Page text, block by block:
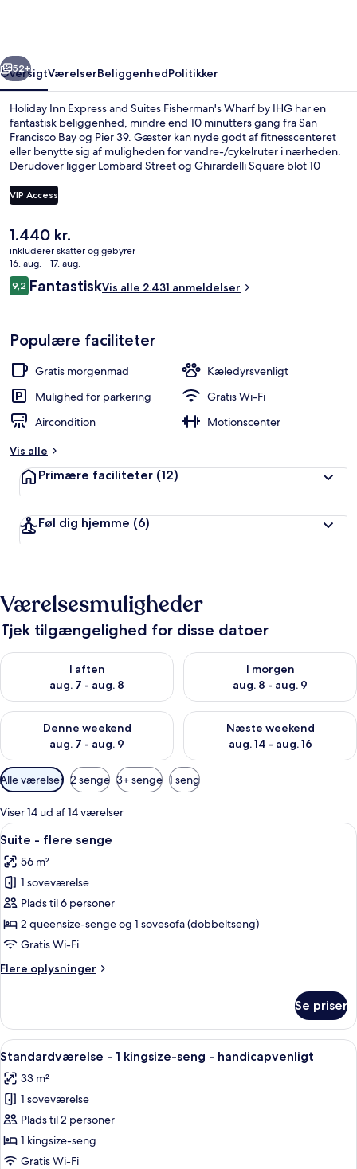
Wharf
by
IHG
Næste
52+
OversigtVærelserBeliggenhedPolitikker
Holiday Inn Express and Suites Fisherman's Wharf by IHG har en
fantastisk beliggenhed, mindre end 10 minutters gang fra San
Francisco Bay og Pier 39. Gæster kan nyde godt af fitnesscenteret
eller benytte sig af muligheden for vandre-/cykelruter i nærheden.
Derudover ligger Lombard Street og Ghirardelli Square blot 10
personale og generelle forhold. Overnatningsstedet ligger kun en
kort gåtur fra offentlig transport: Jones St and Beach St Stop ligger
minutter derfra.
VIP Access
Den
nuværende
pris
er
1.440 kr.
1.440 kr.
inkluderer skatter og gebyrer
16. aug. - 17. aug.
Anmeldelser
9,29,2 ud af 10.
FantastiskVis alle 2.431 anmeldelser
Populære faciliteter
Gratis morgenmad
Kæledyrsvenligt
Mulighed for parkering
Gratis Wi-Fi
Aircondition
Motionscenter
Vis alle
Primære faciliteter (12)
Føl dig hjemme (6)
Værelsesmuligheder
Tjek tilgængelighed for disse datoer
I aften
aug. 7 - aug. 8
Tjek tilgængelighed for i aften aug. 7 - aug. 8
I morgen
aug. 8 - aug. 9
Tjek tilgængelighed for i
Denne weekend
aug. 7 - aug. 9
Tjek tilgængelighed for denne weekend aug. 7 - aug. 9
Næste weekend
aug. 14 - aug. 16
Tjek tilgængelighed for næste
Tilgængelige
filtre
for
værelser
Alle værelser 2 senge 3+ senge 1 seng
Viser 14 ud af 14 værelser
Indlæs
alle
billeder
af
Suite
-
flere
Et badeværelse med toilet,
9
Suite - flere senge
56 m²
1 soveværelse
Plads til 6 personer
2 queensize-senge og 1 sovesofa (dobbeltseng)
Gratis Wi-Fi
Flere oplysninger
Flere
-
flere
senge
Se priser
Indlæs
alle
billeder
af
Standardværelse
-
1
Et badeværelse med badekar,
10
Standardværelse - 1 kingsize-seng - handicapvenligt
33 m²
1 soveværelse
Plads til 2 personer
1 kingsize-seng
Gratis Wi-Fi